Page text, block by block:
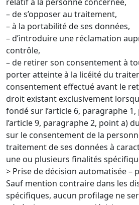
– de s’opposer au traitement,
– à la portabilité de ses données,
– d’introduire une réclamation
contrôle,
– de retirer son consentement à
porter atteinte à la licéité du
consentement effectué avant le
droit existant exclusivement
fondé sur l’article 6, paragraphe
l’article 9, paragraphe 2, point a)
sur le consentement de la
traitement de ses données à
une ou plusieurs finalités
> Prise de décision automatisée –
Sauf mention contraire dans les
spécifiques, aucun profilage ne